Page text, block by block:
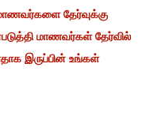
தேர்வுக்கு
மாணவர்கள் தேர்வில்
இருப்பின் உங்கள்